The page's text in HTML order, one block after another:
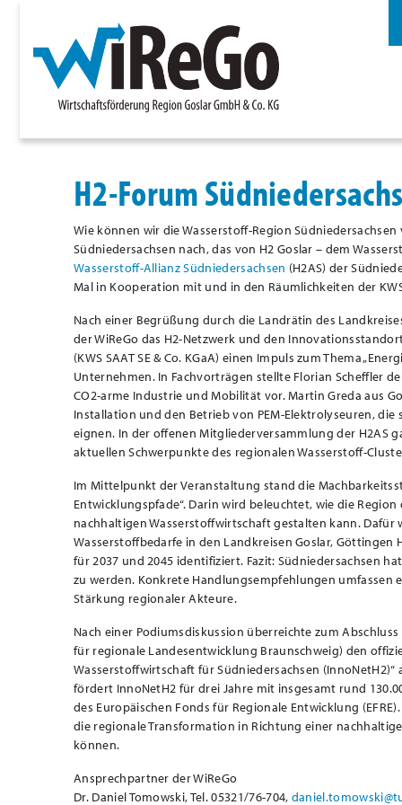
H2-Forum
Wie können wir die Wasserstoff-Region
Südniedersachsen nach, das von H2 Goslar – dem
Wasserstoff-Allianz Südniedersachsen (H2AS) der
Mal in Kooperation mit und in den Räumlichkeiten der KWS
Nach einer Begrüßung durch die Landrätin des
der WiReGo das H2-Netzwerk und den
(KWS SAAT SE & Co. KGaA) einen Impuls zum Thema
Unternehmen. In Fachvorträgen stellte Florian Scheffler
CO2-arme Industrie und Mobilität vor. Martin Greda aus
Installation und den Betrieb von PEM-Elektrolyseuren,
eignen. In der offenen Mitgliederversammlung der H2AS
aktuellen Schwerpunkte des regionalen Wasserstoff-
Im Mittelpunkt der Veranstaltung stand die
Entwicklungspfade“. Darin wird beleuchtet, wie die
nachhaltigen Wasserstoffwirtschaft gestalten kann.
Wasserstoffbedarfe in den Landkreisen Goslar,
für 2037 und 2045 identifiziert. Fazit: Südniedersachsen
zu werden. Konkrete Handlungsempfehlungen
Stärkung regionaler Akteure.
Nach einer Podiumsdiskussion überreichte zum
für regionale Landesentwicklung Braunschweig) den
Wasserstoffwirtschaft für Südniedersachsen
fördert InnoNetH2 für drei Jahre mit insgesamt rund
des Europäischen Fonds für Regionale Entwicklung
die regionale Transformation in Richtung einer
können.
Ansprechpartner der WiReGo
Dr. Daniel Tomowski, Tel. 05321/76-704,